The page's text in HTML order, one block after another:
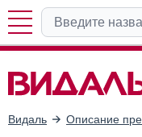
Видаль Описание